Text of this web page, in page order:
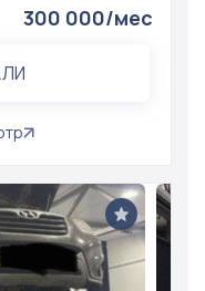
300 000/мес